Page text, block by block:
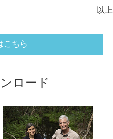
以上
こちら
ロード